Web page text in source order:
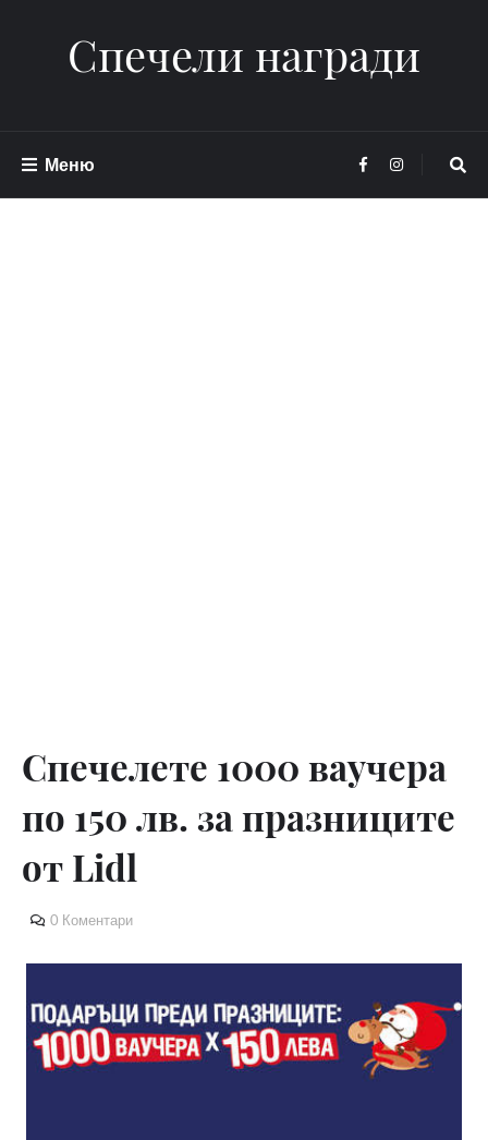
Спечели награди
Меню
Спечелете 1000 ваучера
по 150 лв. за празниците
от Lidl
0 Коментари